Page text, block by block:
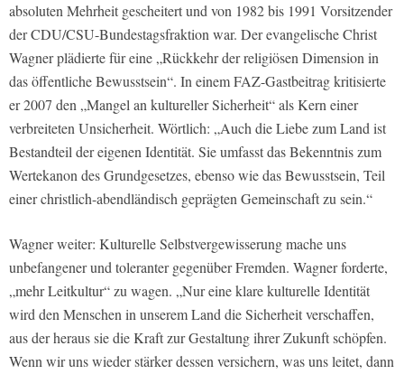
absoluten Mehrheit gescheitert und von 1982 bis 1991 Vorsitzender
der CDU/CSU-Bundestagsfraktion war. Der evangelische Christ
Wagner plädierte für eine „Rückkehr der religiösen Dimension in
das öffentliche Bewusstsein“. In einem FAZ-Gastbeitrag kritisierte
er 2007 den „Mangel an kultureller Sicherheit“ als Kern einer
verbreiteten Unsicherheit. Wörtlich: „Auch die Liebe zum Land ist
Bestandteil der eigenen Identität. Sie umfasst das Bekenntnis zum
Wertekanon des Grundgesetzes, ebenso wie das Bewusstsein, Teil
einer christlich-abendländisch geprägten Gemeinschaft zu sein.“
Wagner weiter: Kulturelle Selbstvergewisserung mache uns
unbefangener und toleranter gegenüber Fremden. Wagner forderte,
„mehr Leitkultur“ zu wagen. „Nur eine klare kulturelle Identität
wird den Menschen in unserem Land die Sicherheit verschaffen,
aus der heraus sie die Kraft zur Gestaltung ihrer Zukunft schöpfen.
Wenn wir uns wieder stärker dessen versichern, was uns leitet, dann